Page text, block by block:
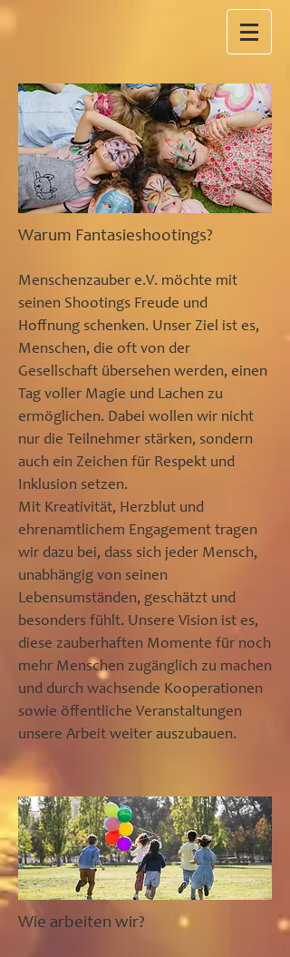
Warum Fantasieshootings?
Menschenzauber e.V. möchte mit
seinen Shootings Freude und
Hoffnung schenken. Unser Ziel ist es,
Menschen, die oft von der
Gesellschaft übersehen werden, einen
Tag voller Magie und Lachen zu
ermöglichen. Dabei wollen wir nicht
nur die Teilnehmer stärken, sondern
auch ein Zeichen für Respekt und
Inklusion setzen.
Mit Kreativität, Herzblut und
ehrenamtlichem Engagement tragen
wir dazu bei, dass sich jeder Mensch,
unabhängig von seinen
Lebensumständen, geschätzt und
besonders fühlt. Unsere Vision ist es,
diese zauberhaften Momente für noch
mehr Menschen zugänglich zu machen
und durch wachsende Kooperationen
sowie öffentliche Veranstaltungen
unsere Arbeit weiter auszubauen.
Wie arbeiten wir?